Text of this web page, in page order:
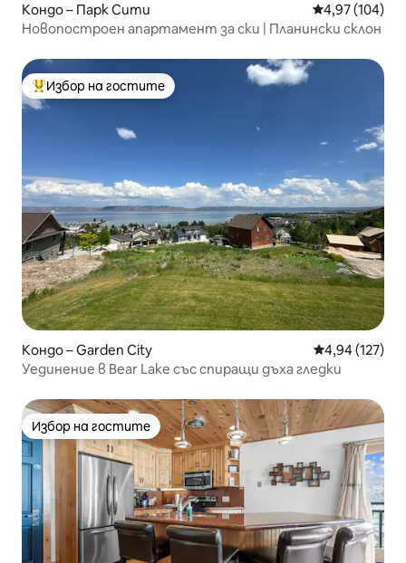
Кондо – Парк Сити Средна
4,97 (104)
Новопостроен апартамент за ски | Планински склон
Най-популярен избор на гостите
Избор на гостите
Кондо – Garden City Средна
4,94 (127)
Уединение в Bear Lake със спиращи дъха гледки
Избор на гостите
Избор на гостите